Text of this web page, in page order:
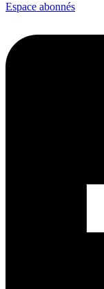
Espace abonnés